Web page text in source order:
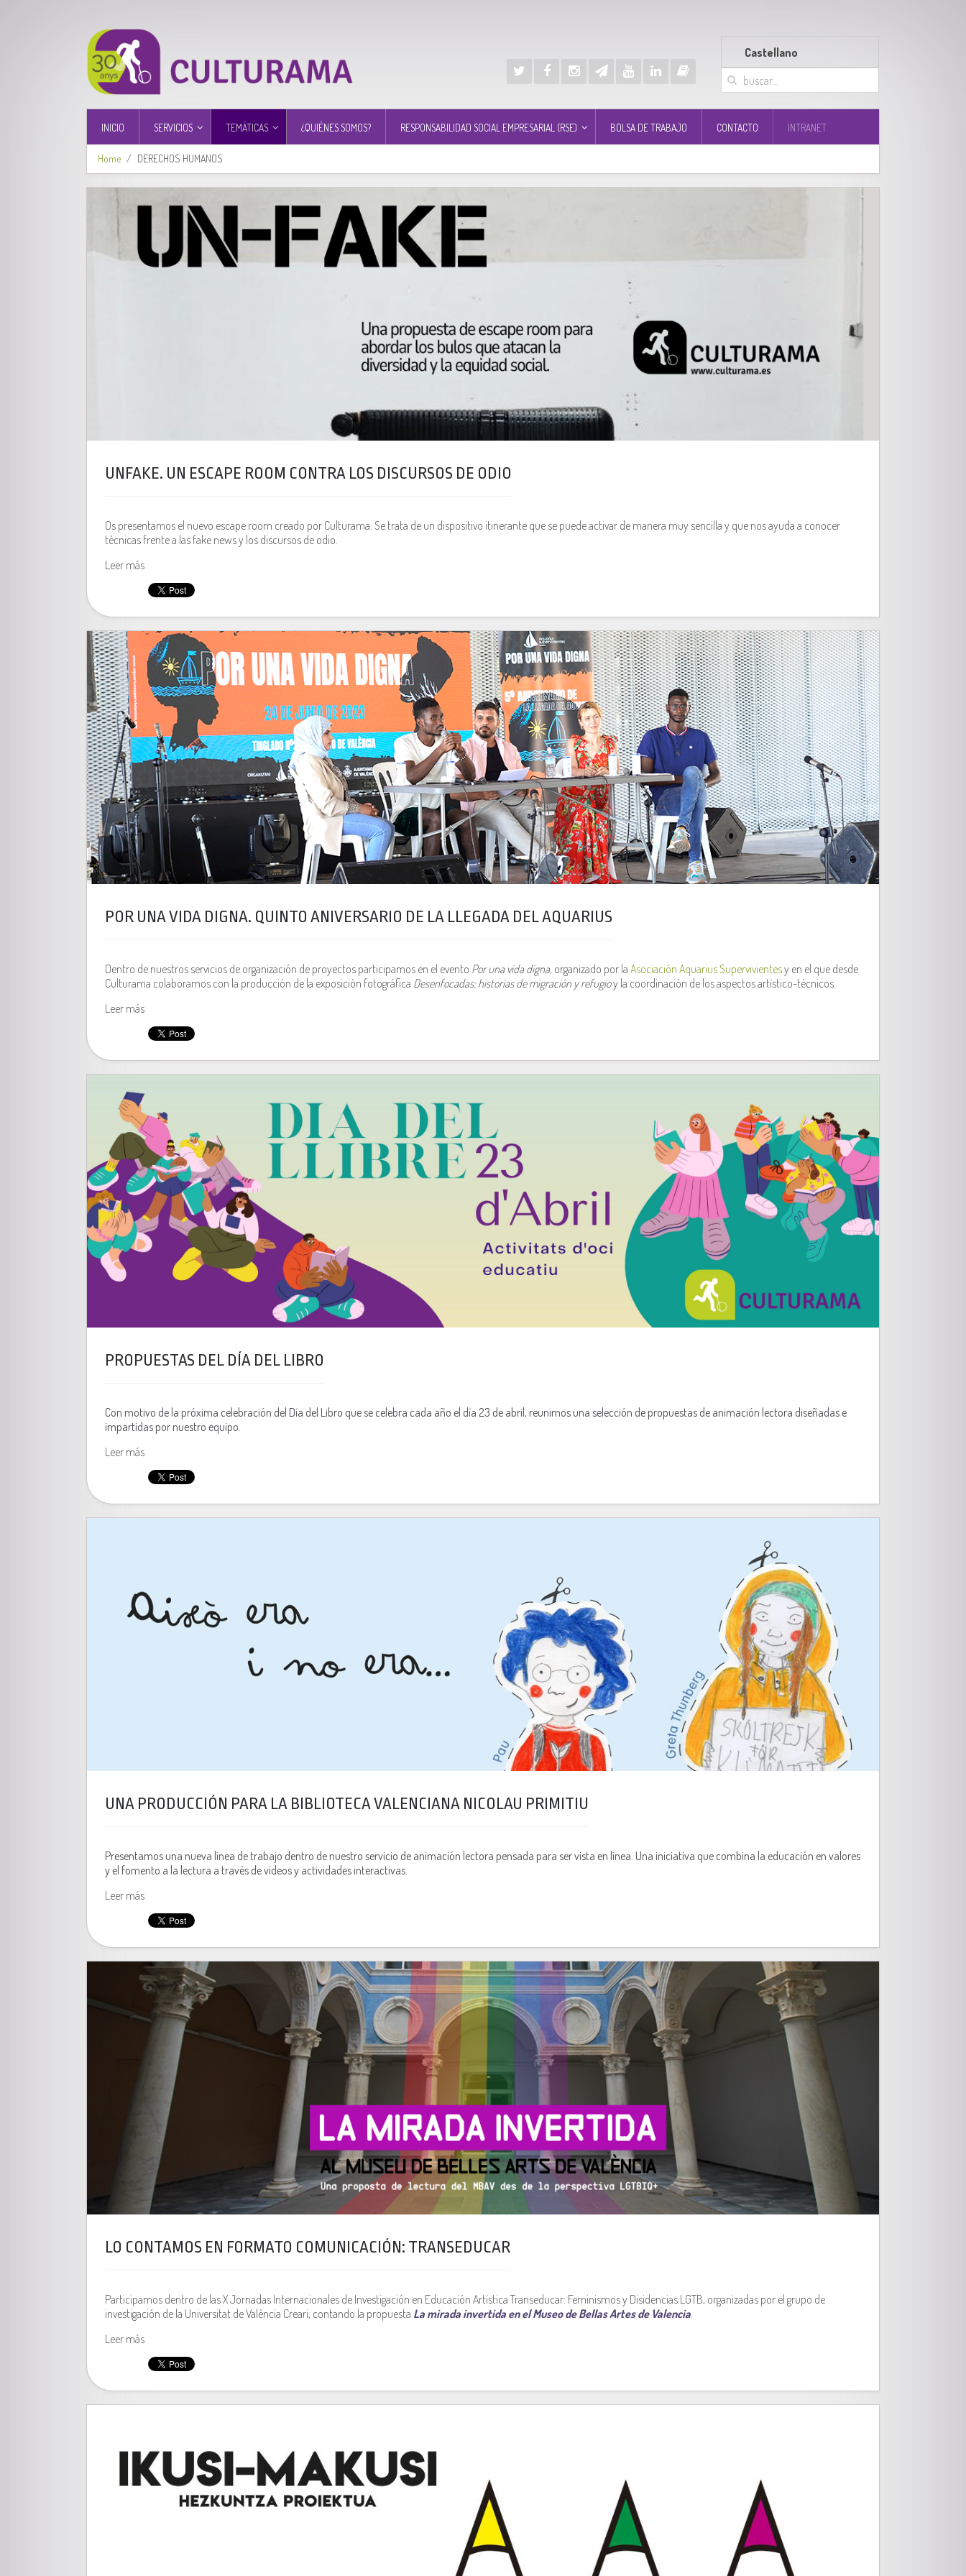
Castellano
INICIO SERVICIOS TEMÁTICAS ¿QUIÉNES SOMOS? RESPONSABILIDAD SOCIAL EMPRESARIAL (RSE) BOLSA DE TRABAJO CONTACTO INTRANET
Home DERECHOS HUMANOS
UNFAKE. UN ESCAPE ROOM CONTRA LOS DISCURSOS DE ODIO
Os presentamos el nuevo escape room creado por Culturama. Se trata de un dispositivo itinerante que se puede activar de manera muy sencilla y que nos ayuda a conocer
técnicas frente a las fake news y los discursos de odio.
Leer más
POR UNA VIDA DIGNA. QUINTO ANIVERSARIO DE LA LLEGADA DEL AQUARIUS
Dentro de nuestros servicios de organización de proyectos participamos en el evento Por una vida digna, organizado por la Asociación Aquarius Supervivientesy en el que desde
Culturama colaboramos con la producción de la exposición fotográfica Desenfocadas: historias de migración y refugioy la coordinación de los aspectos artístico-técnicos.
Leer más
PROPUESTAS DEL DÍA DEL LIBRO
Con motivo de la próxima celebración del Día del Libro que se celebra cada año el día 23 de abril, reunimos una selección de propuestas de animación lectora diseñadas e
impartidas por nuestro equipo.
Leer más
UNA PRODUCCIÓN PARA LA BIBLIOTECA VALENCIANA NICOLAU PRIMITIU
Presentamos una nueva línea de trabajo dentro de nuestro servicio de animación lectora pensada para ser vista en línea. Una iniciativa que combina la educación en valores
y el fomento a la lectura a través de vídeos y actividades interactivas.
Leer más
LO CONTAMOS EN FORMATO COMUNICACIÓN: TRANSEDUCAR
Participamos dentro de las X Jornadas Internacionales de Investigación en Educación Artística Transeducar: Feminismos y Disidencias LGTB, organizadas por el grupo de
investigación de la Universitat de València Creari, contando la propuesta La mirada invertida en el Museo de Bellas Artes de Valencia.
Leer más